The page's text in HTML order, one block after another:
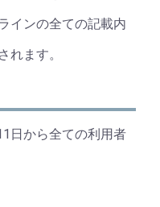
インの全ての記載内
れます。
日から全ての利用者